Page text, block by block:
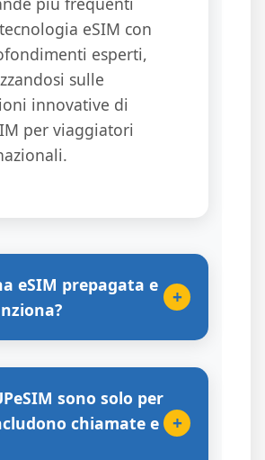
eSIM con
esperti,
sulle
innovative di
per viaggiatori
eSIM prepagata e
+
sono solo per
chiamate e
+